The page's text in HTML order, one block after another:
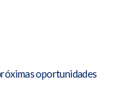
oportunidades